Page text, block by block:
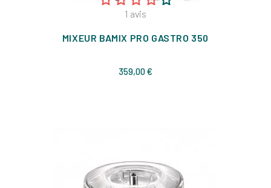
1 avis
MIXEUR BAMIX PRO GASTRO 350
359,00 €